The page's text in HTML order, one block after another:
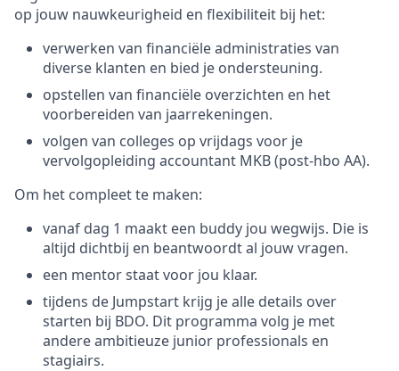
op jouw nauwkeurigheid en flexibiliteit bij het:
verwerken van financiële administraties van
diverse klanten en bied je ondersteuning.
opstellen van financiële overzichten en het
voorbereiden van jaarrekeningen.
volgen van colleges op vrijdags voor je
vervolgopleiding accountant MKB (post-hbo AA).
Om het compleet te maken:
vanaf dag 1 maakt een buddy jou wegwijs. Die is
altijd dichtbij en beantwoordt al jouw vragen.
een mentor staat voor jou klaar.
tijdens de Jumpstart krijg je alle details over
starten bij BDO. Dit programma volg je met
andere ambitieuze junior professionals en
stagiairs.